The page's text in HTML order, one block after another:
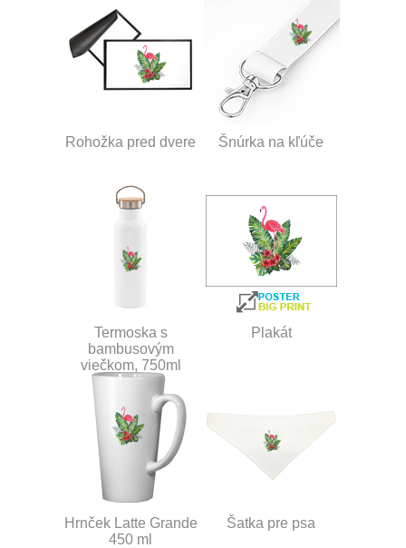
Rohožka pred dvere Šnúrka na kľúče
Termoska s
bambusovým
viečkom, 750ml
Plakát
Hrnček Latte Grande
450 ml
Šatka pre psa